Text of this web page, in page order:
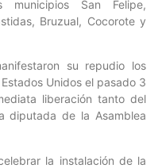
municipios San Felipe,
Bruzual, Cocorote y
su repudio los
Unidos el pasado 3
liberación tanto del
diputada de la Asamblea
la instalación de la